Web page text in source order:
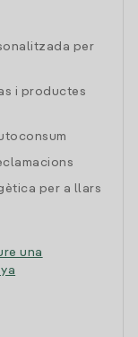
per
i productes
per a llars
una